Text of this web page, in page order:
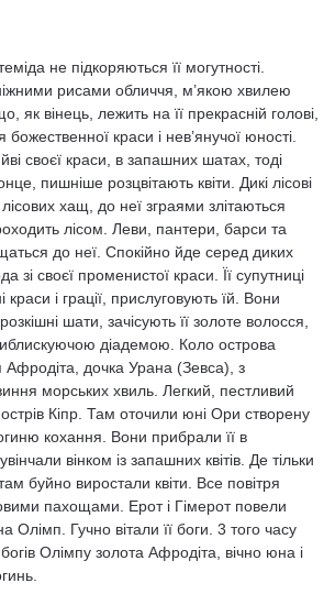
не підкоряються її могутності.
рисами обличчя, м’якою хвилею
як вінець, лежить на її прекрасній голові,
краси і нев’янучої юності.
своєї краси, в запашних шатах, тоді
пишніше розцвітають квіти. Дикі лісові
лісових хащ, до неї зграями злітаються
лісом. Леви, пантери, барси та
до неї. Спокійно йде серед диких
зі своєї променистої краси. Її супутниці
і грації, прислуговують їй. Вони
шати, зачісують її золоте волосся,
діадемою. Коло острова
дочка Урана (Зевса), з
морських хвиль. Легкий, пестливий
острів Кіпр. Там оточили юні Ори створену
кохання. Вони прибрали її в
вінком із запашних квітів. Де тільки
буйно виростали квіти. Все повітря
пахощами. Ерот і Гімерот повели
Олімп. Гучно вітали її боги. 3 того часу
Олімпу золота Афродіта, вічно юна і